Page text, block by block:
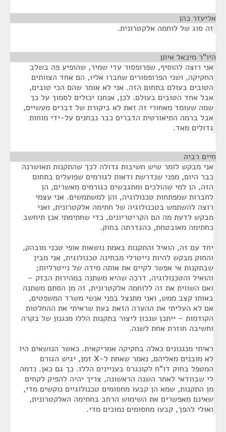
אליעזר כהן
זה סוג של לוחמה אלקטרונית.
היו"ר מיכאל איתן
אני רוצה להוסיף, שפרופסור עדי שמיר, שהופיע פה בשלב
החקיקה, ושני הפרופסורים שחברו אליו, הם אחד הצוותים
הטובים בעולם בתחום הזה. אני לא אומר שהם הכי טובים,
אבל אחד הטובים בעולם. לכן, אנחנו יכולים לסמוך על כך
שמה שעומד מאחורי זה זאת לא ביקורת של דברים מעשיים,
אבל ברמה התיאורטית הדברים כבר נבחנים על-ידי מוחות
גדולים מאד.
חיים רביה
אני מבקש לומר שיש חשיבות גדולה לכך שהתקנות תאושרנה
כבר היום, מפני שנדרשת ודאות לגורמים שפועלים בתחום
הזה, הן למי שהולכים ומתגבשים כגורמים מאשרים, הן
לחברות שמפתחות טכנולוגיה, והן למשתמשים. אני עצמי
רוצה להשתמש בטכנולוגיה של חתימה אלקטרונית, ואני
מבקש לדעת מה הם הקריטריונים, כדי שחתימתי אכן תיחשב
כחתימה מאובטחת, כהגדרתה בחוק.
יחד עם זה, הואיל והתקנות באמת נושאות אופי טכני מובהק,
והחוק מבקש להיות נייטרלי מבחינה טכנולוגית, אני מבין
שבתקנות אי אפשר לקיים את אותה מידה של נייטרליות;
והואיל והטכנולוגיה, דרכה שהיא משתנה במהירות הבזק –
ואם השווית את זה ללוחמה אלקטרונית, זה מן הסתם משתנה
באותו קצב ממש, ואני מתנצל בפני אנשי משרד המשפטים,
אם לא העליתי את ההערה הזאת בעת שראיתי את ההחלטות
הקודמות – ייתכן שנכון ליצור בתקנות הללו מנגנון של בקרה
וחשיבה חוזרת אחת לשנה.
ראיתי מנגנונים כאלה בחקיקה אמריקאית. כאשר הנושאים היו
לא מובנים מאליהם, נאמר שאחת ל-X זמן, יגיש הגורם
המטפל בחוק דו"ח לקונגרס בעניינים הללו. כך גם כאן. נדמה
לי שבוודאי לאחר השנה הראשונה, צריך יהיה להפיק לקחים
מן התקנות, שמא הן קבעו מחסומים טכנולוגיים נוקשים מדי,
שאינם מאפשרים את השימוש הרחב בחתימה האלקטרונית,
ואולי להפך, קבעו מחסומים נמוכים מדי.